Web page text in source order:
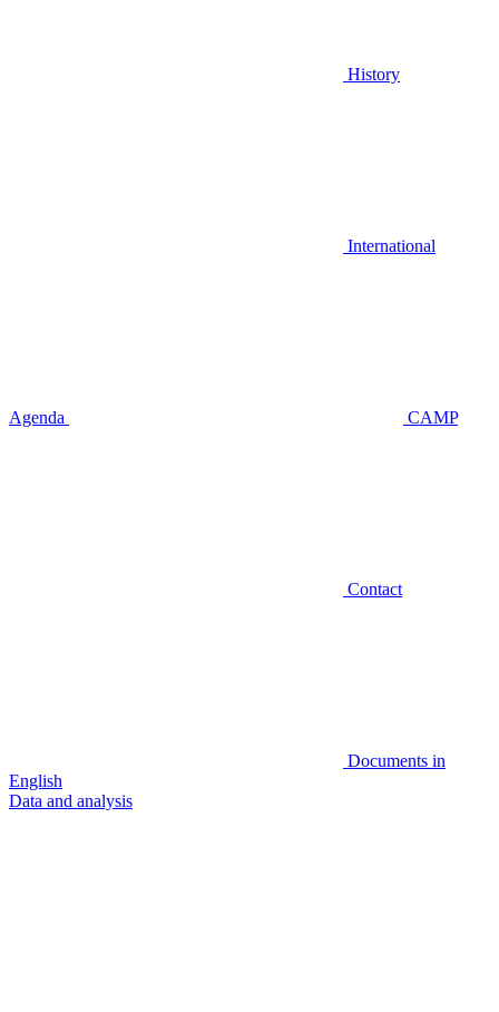
History
International
Agenda CAMP
Contact
Documents in
English
Data and analysis